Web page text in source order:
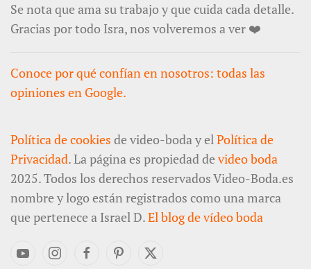
Se nota que ama su trabajo y que cuida cada detalle.
Gracias por todo Isra, nos volveremos a ver ❤️
Conoce por qué confían en nosotros: todas las
opiniones en Google.
Política de cookies de video-boda y elPolítica de
Privacidad. La página es propiedad de video boda
2025. Todos los derechos reservados Video-Boda.es
nombre y logo están registrados como una marca
que pertenece a Israel D.El blog de vídeo boda